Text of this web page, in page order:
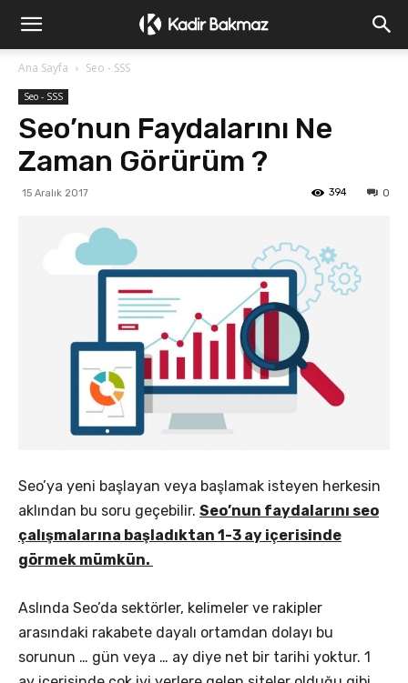
Ana Sayfa Seo - SSS
Seo - SSS
Seo’nun Faydalarını Ne
Zaman Görürüm ?
15 Aralık 2017 0
394
Seo’ya yeni başlayan veya başlamak isteyen herkesin
aklından bu soru geçebilir. Seo’nun faydalarını seo
çalışmalarına başladıktan 1-3 ay içerisinde
görmek mümkün.
Aslında Seo’da sektörler, kelimeler ve rakipler
arasındaki rakabete dayalı ortamdan dolayı bu
sorunun … gün veya … ay diye net bir tarihi yoktur. 1